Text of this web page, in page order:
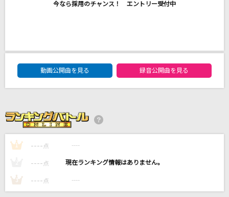
Lotus
嵐(アラシ)
[生音]ミカヅキ
今なら採用のチャンス！ エントリー受付中
DAM★ともボーカルエントリーランキング
動画公開曲を見る
録音公開曲を見る
1 ---- 点 ----
---- 点 ----
3 ---- 点 ----